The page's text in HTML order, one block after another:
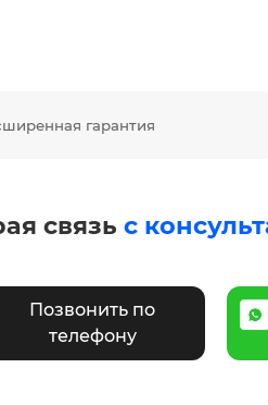
гарантия
связь с
Позвонить по
телефону